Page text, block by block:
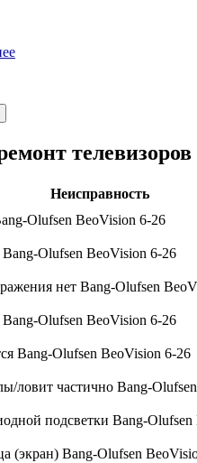
Неисправность
Olufsen BeoVision 6-26
Olufsen BeoVision 6-26
нет Bang-Olufsen
Olufsen BeoVision 6-26
Bang-Olufsen BeoVision 6-26
ловит частично Bang-
подсветки Bang-
(экран) Bang-Olufsen